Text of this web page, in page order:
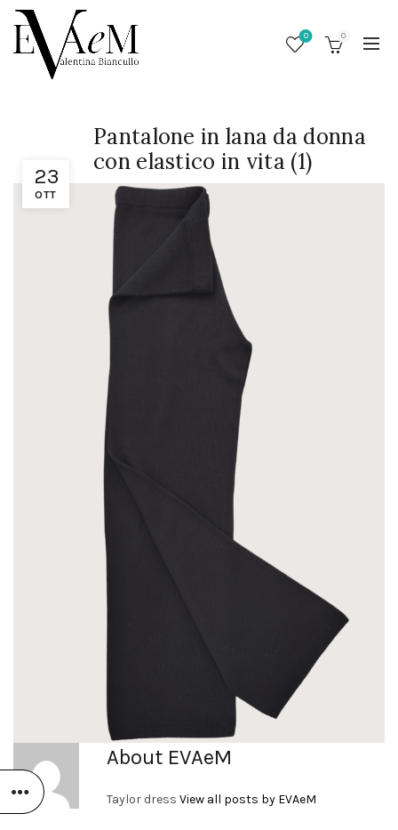
0 0
23
OTT
Pantalone in lana da donna
con elastico in vita (1)
About EVAeM
Taylor dress View all posts by EVAeM